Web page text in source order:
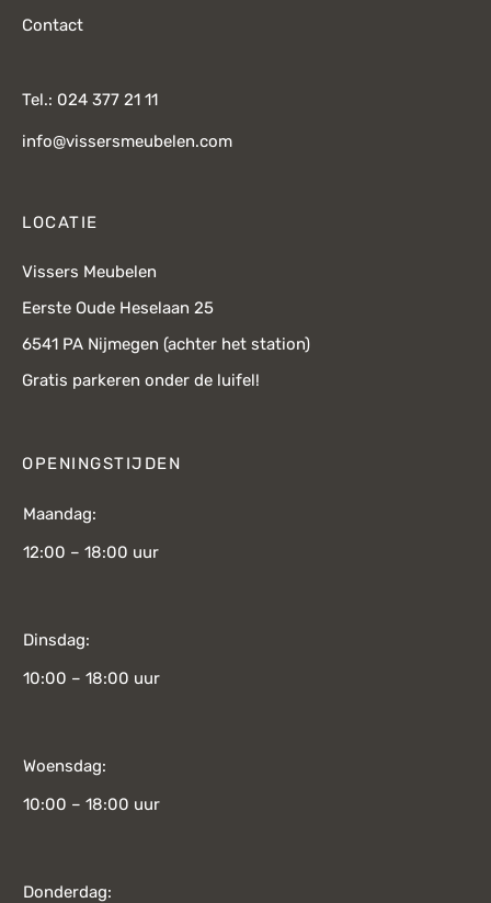
Contact
Tel.: 024 377 21 11
info@vissersmeubelen.com
LOCATIE
Vissers Meubelen
Eerste Oude Heselaan 25
6541 PA Nijmegen (achter het station)
Gratis parkeren onder de luifel!
OPENINGSTIJDEN
Maandag:
12:00 – 18:00 uur
Dinsdag:
10:00 – 18:00 uur
Woensdag:
10:00 – 18:00 uur
Donderdag: